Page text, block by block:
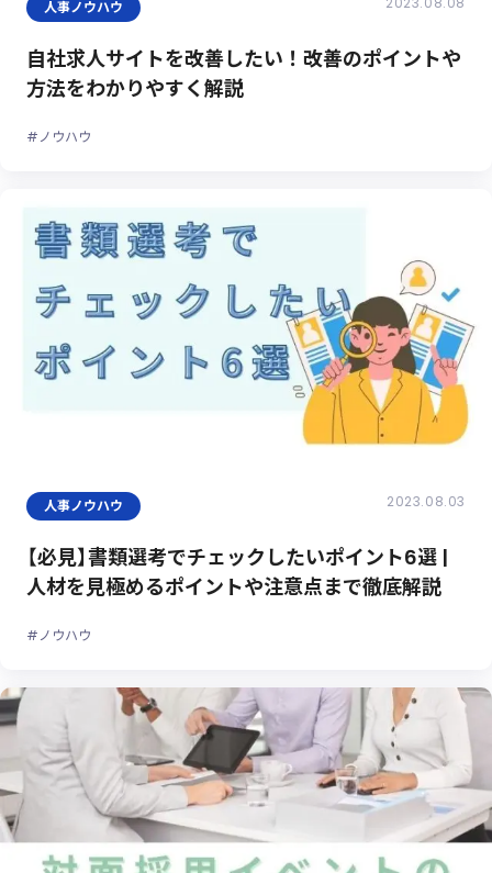
人事ノウハウ
自社求人サイトを改善したい！改善のポイントや
方法をわかりやすく解説
#ノウハウ
人事ノウハウ 2023.08.03
【必見】書類選考でチェックしたいポイント6選 |
人材を見極めるポイントや注意点まで徹底解説
#ノウハウ